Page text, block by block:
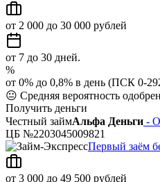
от 2 000 до 30 000 рублей
от 7 до 30 дней.
%
от 0% до 0,8% в день (ПСК 0-
😐 Средняя вероятность
Получить деньги
Честный займАльфа Деньги -
ЦБ №2203045009821
Первый заём
от 3 000 до 49 500 рублей